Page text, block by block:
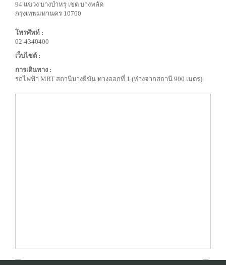
94 แขวง บางบำหรุ เขต บางพลัด
กรุงเทพมหานคร 10700
โทรศัพท์ :
02-4340400
เว็บไซต์ :
การเดินทาง :
รถไฟฟ้า MRT สถานีบางยี่ขัน ทางออกที่ 1 (ห่างจากสถานี 900 เมตร)